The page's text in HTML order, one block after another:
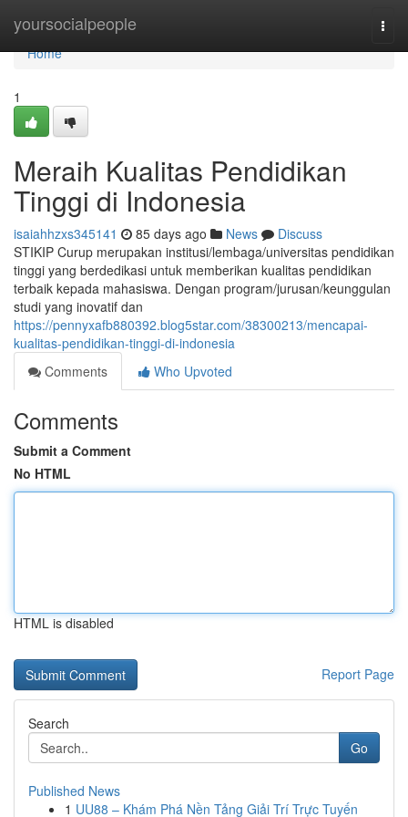
yoursocialpeople
Home
Home
1
Meraih Kualitas Pendidikan
Tinggi di Indonesia
isaiahhzxs345141 85 days ago News
Discuss
STIKIP Curup merupakan institusi/lembaga/universitas pendidikan
tinggi yang berdedikasi untuk memberikan kualitas pendidikan
terbaik kepada mahasiswa. Dengan program/jurusan/keunggulan
studi yang inovatif dan
https://pennyxafb880392.blog5star.com/38300213/mencapai-
kualitas-pendidikan-tinggi-di-indonesia
Comments
Who Upvoted
Comments
Submit a Comment
No HTML
HTML is disabled
Report Page
Search
Go
Published News
1 UU88 – Khám Phá Nền Tảng Giải Trí Trực Tuyến